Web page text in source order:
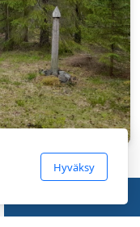
Hyväksy